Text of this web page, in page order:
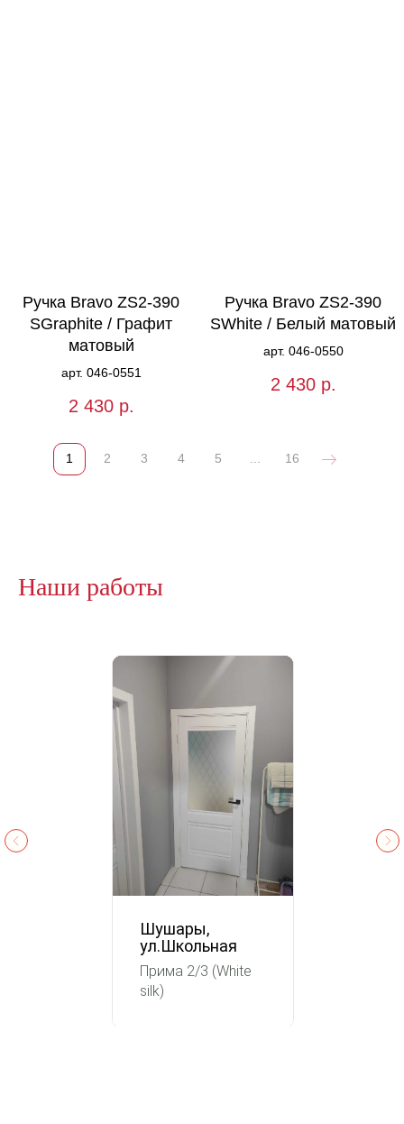
Ручка Bravo ZS2-390
SGraphite / Графит
матовый
арт. 046-0551
2 430 р.
Ручка Bravo ZS2-390
SWhite / Белый матовый
арт. 046-0550
2 430 р.
1 2 3 4 5 ... 16
Наши работы
Шушары,
ул.Школьная
Прима 2/3 (White
silk)